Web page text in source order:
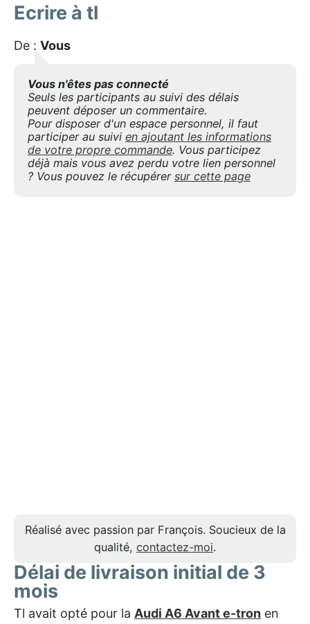
Ecrire à tl
De : Vous
Vous n'êtes pas connecté
Seuls les participants au suivi des délais
peuvent déposer un commentaire.
Pour disposer d'un espace personnel, il faut
participer au suivi en ajoutant les informations
de votre propre commande. Vous participez
déjà mais vous avez perdu votre lien personnel
? Vous pouvez le récupérer sur cette page
Réalisé avec passion par François. Soucieux de la
qualité, contactez-moi.
Délai de livraison initial de 3
mois
Tl avait opté pour la Audi A6 Avant e-tron en